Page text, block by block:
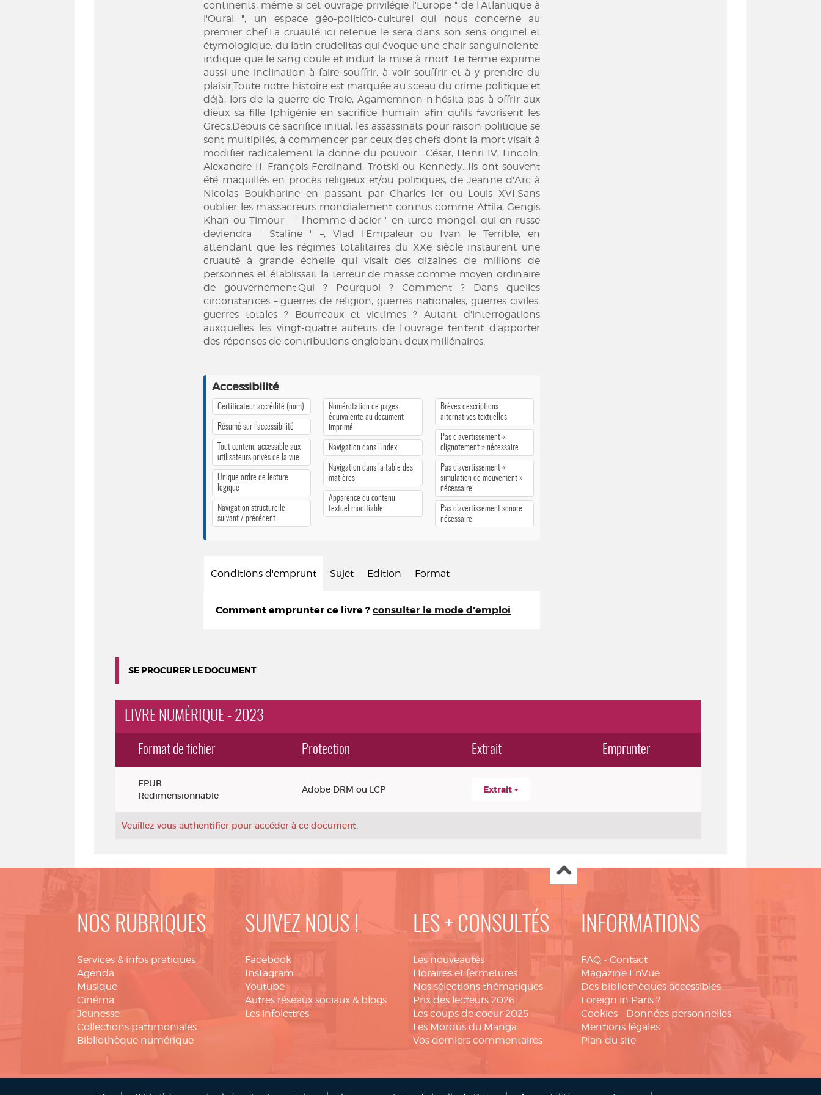
continents, même si cet ouvrage privilégie l'Europe " de l'Atlantique à
l'Oural ", un espace géo-politico-culturel qui nous concerne au
premier chef.La cruauté ici retenue le sera dans son sens originel et
étymologique, du latin crudelitas qui évoque une chair sanguinolente,
indique que le sang coule et induit la mise à mort. Le terme exprime
aussi une inclination à faire souffrir, à voir souffrir et à y prendre du
plaisir.Toute notre histoire est marquée au sceau du crime politique et
déjà, lors de la guerre de Troie, Agamemnon n'hésita pas à offrir aux
dieux sa fille Iphigénie en sacrifice humain afin qu'ils favorisent les
Grecs.Depuis ce sacrifice initial, les assassinats pour raison politique se
sont multipliés, à commencer par ceux des chefs dont la mort visait à
modifier radicalement la donne du pouvoir : César, Henri IV, Lincoln,
Alexandre II, François-Ferdinand, Trotski ou Kennedy...Ils ont souvent
été maquillés en procès religieux et/ou politiques, de Jeanne d'Arc à
Nicolas Boukharine en passant par Charles Ier ou Louis XVI.Sans
oublier les massacreurs mondialement connus comme Attila, Gengis
Khan ou Timour – " l'homme d'acier " en turco-mongol, qui en russe
deviendra " Staline " –, Vlad l'Empaleur ou Ivan le Terrible, en
attendant que les régimes totalitaires du XXe siècle instaurent une
cruauté à grande échelle qui visait des dizaines de millions de
personnes et établissait la terreur de masse comme moyen ordinaire
de gouvernement.Qui ? Pourquoi ? Comment ? Dans quelles
circonstances – guerres de religion, guerres nationales, guerres civiles,
guerres totales ? Bourreaux et victimes ? Autant d'interrogations
auxquelles les vingt-quatre auteurs de l'ouvrage tentent d'apporter
des réponses de contributions englobant deux millénaires.
Accessibilité
Certificateur accrédité (nom)
Résumé sur l’accessibilité
Tout contenu accessible aux
utilisateurs privés de la vue
Unique ordre de lecture
logique
Navigation structurelle
suivant / précédent
Numérotation de pages
équivalente au document
imprimé
Navigation dans l’index
Navigation dans la table des
matières
Apparence du contenu
textuel modifiable
Brèves descriptions
alternatives textuelles
Pas d’avertissement «
clignotement » nécessaire
Pas d’avertissement «
simulation de mouvement »
nécessaire
Pas d’avertissement sonore
nécessaire
Conditions d'emprunt Sujet Edition Format
Comment emprunter ce livre ? consulter le mode d'emploi
SE PROCURER LE DOCUMENT
LIVRE NUMÉRIQUE - 2023
Format de fichier Protection Extrait Emprunter
EPUB
Redimensionnable
Adobe DRM ou LCP Extrait
Veuillez vous authentifier pour accéder à ce document.
NOS RUBRIQUES
Services & infos pratiques
Agenda
Musique
Cinéma
Jeunesse
Collections patrimoniales
Bibliothèque numérique
SUIVEZ NOUS !
Facebook
Instagram
Youtube
Autres réseaux sociaux & blogs
Les infolettres
LES + CONSULTÉS
Les nouveautés
Horaires et fermetures
Nos sélections thématiques
Prix des lecteurs 2026
Les coups de coeur 2025
Les Mordus du Manga
Vos derniers commentaires
INFORMATIONS
FAQ - Contact
Magazine EnVue
Des bibliothèques accessibles
Foreign in Paris ?
Cookies - Données personnelles
Mentions légales
Plan du site